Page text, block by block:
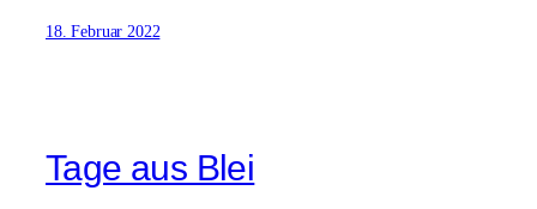
18. Februar 2022
Tage aus Blei